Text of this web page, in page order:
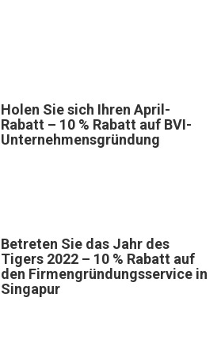
Holen Sie sich Ihren April-
Rabatt – 10 % Rabatt auf BVI-
Unternehmensgründung
Betreten Sie das Jahr des
Tigers 2022 – 10 % Rabatt auf
den Firmengründungsservice in
Singapur